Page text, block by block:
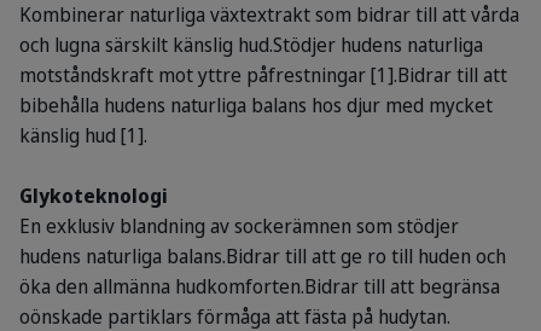
Kombinerar naturliga växtextrakt som bidrar till att vårda
och lugna särskilt känslig hud.Stödjer hudens naturliga
motståndskraft mot yttre påfrestningar [1].Bidrar till att
bibehålla hudens naturliga balans hos djur med mycket
känslig hud [1].
Glykoteknologi
En exklusiv blandning av sockerämnen som stödjer
hudens naturliga balans.Bidrar till att ge ro till huden och
öka den allmänna hudkomforten.Bidrar till att begränsa
oönskade partiklars förmåga att fästa på hudytan.